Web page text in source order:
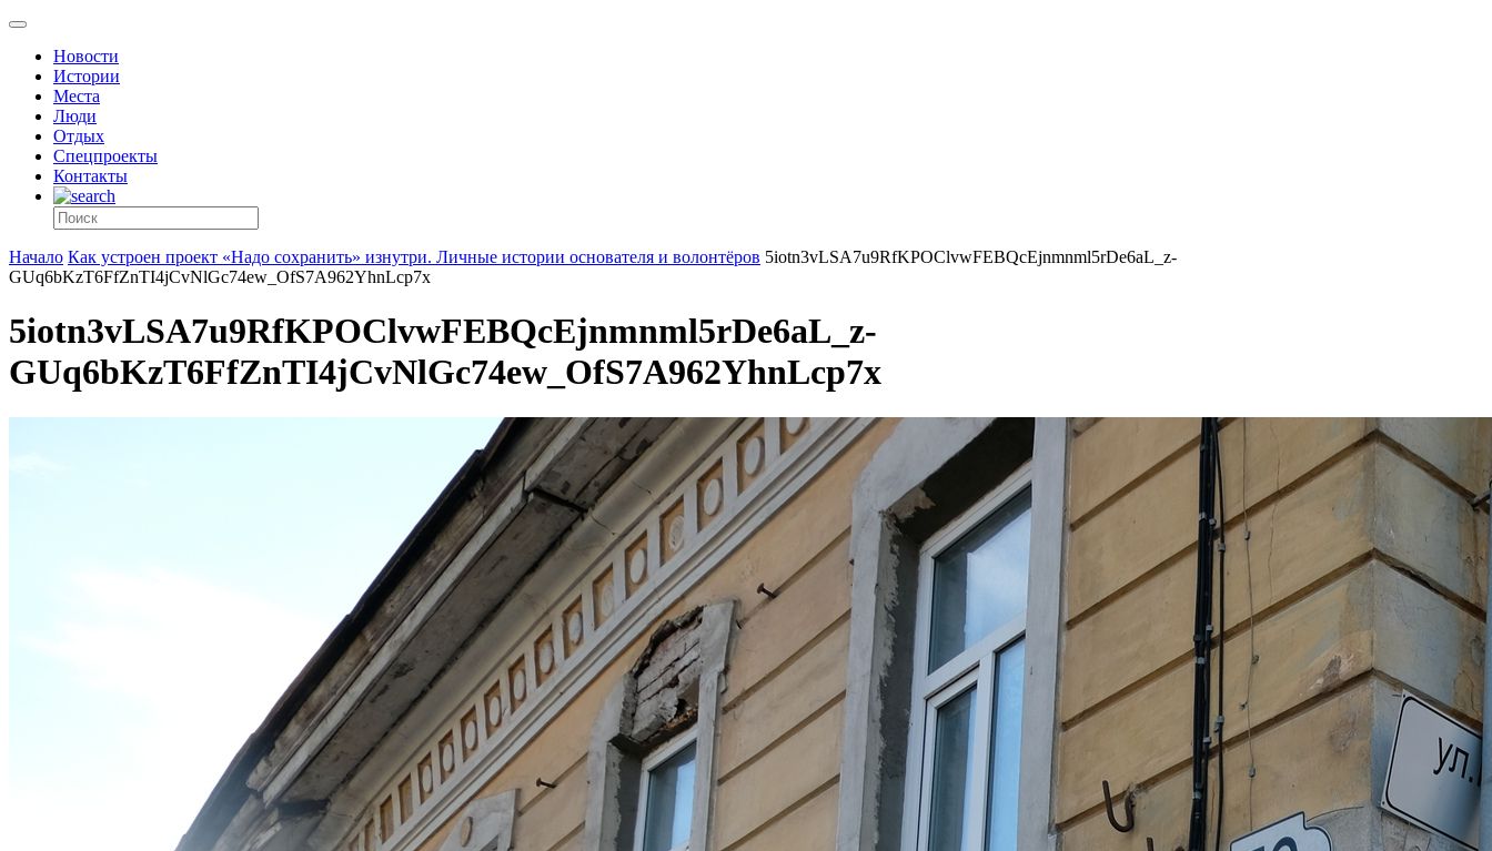
Новости
Истории
Места
Люди
Отдых
Спецпроекты
Контакты
Начало Как устроен проект «Надо сохранить» изнутри. Личные истории основателя и волонтёров 5iotn3vLSA7u9RfKPOClvwFEBQcEjnmnml5rDe6aL_z-
GUq6bKzT6FfZnTI4jCvNlGc74ew_OfS7A962YhnLcp7x
5iotn3vLSA7u9RfKPOClvwFEBQcEjnmnml5rDe6aL_z-
GUq6bKzT6FfZnTI4jCvNlGc74ew_OfS7A962YhnLcp7x